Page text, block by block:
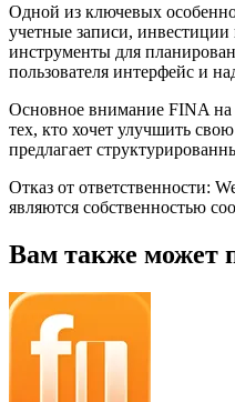
Одной из ключевых
учетные записи,
инструменты для
пользователя интерфейс и
Основное внимание FINA на
тех, кто хочет улучшить
предлагает
Отказ от ответственности:
являются собственностью
Вам также может